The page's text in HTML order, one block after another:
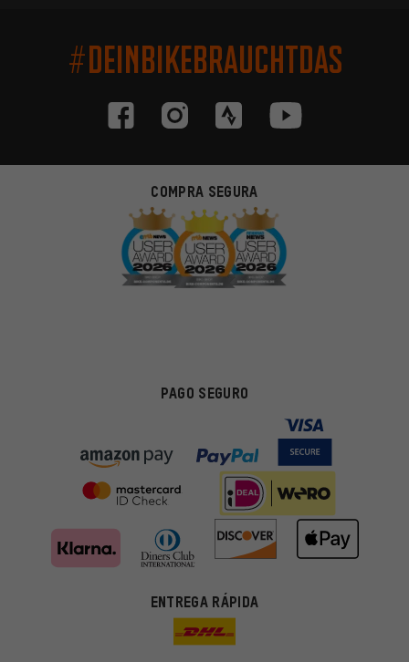
#DEINBIKEBRAUCHTDAS
COMPRA SEGURA
PAGO SEGURO
ENTREGA RÁPIDA
En lugar de publicidad al azar, obtendrás ofertas adecuadas para
ti. Las cookies de marketing nos ayudan a identificar tus
intereses con nuestros socios publicitarios y a mostrarte ofertas